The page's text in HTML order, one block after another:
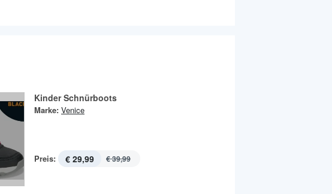
Kinder Schnürboots
Marke: Venice
Preis: € 29,99 € 39,99